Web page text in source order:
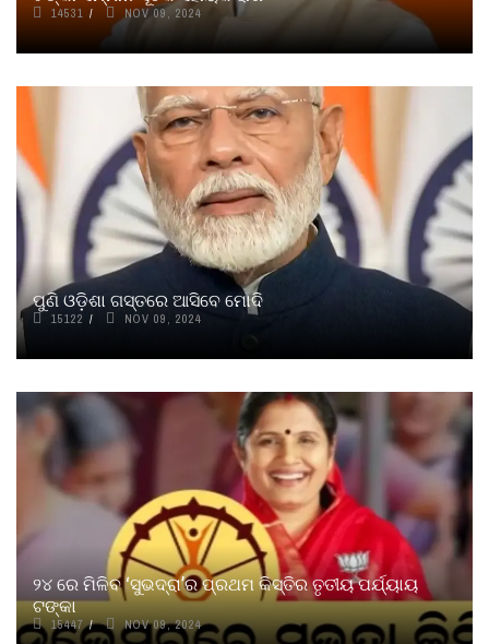
14531 NOV 09, 2024
ପୁଣି ଓଡ଼ିଶା ଗସ୍ତରେ ଆସିବେ ମୋଦି
15122 NOV 09, 2024
୨୪ ରେ ମିଳିବ ‘ସୁଭଦ୍ରା’ର ପ୍ରଥମ କିସ୍ତିର ତୃତୀୟ ପର୍ଯ୍ୟାୟ
ଟଙ୍କା
15447 NOV 09, 2024